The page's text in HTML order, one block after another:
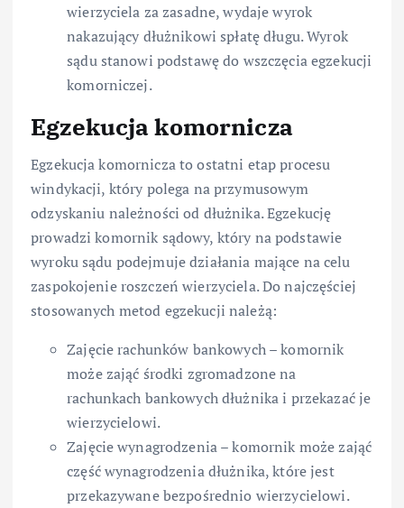
wierzyciela za zasadne, wydaje wyrok
nakazujący dłużnikowi spłatę długu. Wyrok
sądu stanowi podstawę do wszczęcia egzekucji
komorniczej.
Egzekucja komornicza
Egzekucja komornicza to ostatni etap procesu
windykacji, który polega na przymusowym
odzyskaniu należności od dłużnika. Egzekucję
prowadzi komornik sądowy, który na podstawie
wyroku sądu podejmuje działania mające na celu
zaspokojenie roszczeń wierzyciela. Do najczęściej
stosowanych metod egzekucji należą:
Zajęcie rachunków bankowych – komornik
może zająć środki zgromadzone na
rachunkach bankowych dłużnika i przekazać je
wierzycielowi.
Zajęcie wynagrodzenia – komornik może zająć
część wynagrodzenia dłużnika, które jest
przekazywane bezpośrednio wierzycielowi.